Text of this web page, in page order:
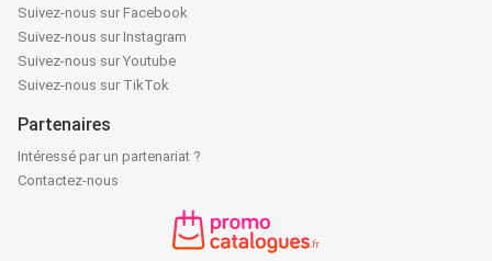
Suivez-nous sur Facebook
Suivez-nous sur Instagram
Suivez-nous sur Youtube
Suivez-nous sur TikTok
Partenaires
Intéressé par un partenariat ?
Contactez-nous